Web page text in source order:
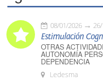
08/01/2026
Estimulación
OTRAS
AUTONOMÍA
DEPENDENCIA
Ledesma